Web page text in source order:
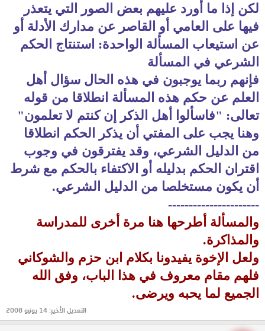
لكن إذا ما أورد عليهم بعض الصور التي يتعذر
فيها على العامي أو القاصر عن مدارك الأدلة أو
عن استيعاب المسألة الواحدة: استنتاج الحكم
الشرعي في المسألة
فإنهم ربما يوجبون في هذه الحال سؤال أهل
العلم عن حكم هذه المسألة انطلاقا من قوله
تعالى: "فاسألوا أهل الذكر إن كنتم لا تعلمون"
وهنا يجب على المفتي أن يذكر الحكم انطلاقا
من الدليل الشرعي، وقد يفترقون في وجوب
اقتران الحكم بدليله أو الاكتفاء بالحكم مع شرط
أن يكون مستخلصا من الدليل الشرعي.
----------------------
والمسألة أطرحها هنا مرة أخرى للمدراسة
والمذاكرة.
ولعل الإخوة يفيدونا بكلام ابن حزم والشوكاني
فلهم مقام معروف في هذا الباب، وفق الله
الجميع لما يحبه ويرضى.
التعديل الأخير: 14 يونيو 2008